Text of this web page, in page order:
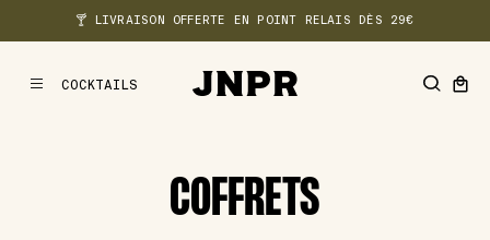
🍸 LIVRAISON OFFERTE EN POINT RELAIS DÈS 29€
COCKTAILS
COFFRETS